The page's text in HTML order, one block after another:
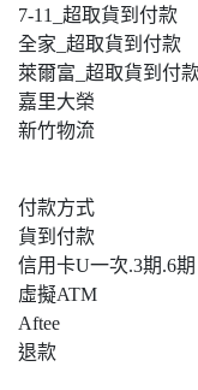
7-11_超取貨到付款
全家_超取貨到付款
萊爾富_超取貨到付
嘉里大榮
新竹物流
付款方式
貨到付款
信用卡U一次.3期.6期
虛擬ATM
Aftee
退款